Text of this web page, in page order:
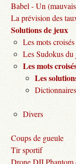
Babel - Un
La prévision des
Solutions de jeux
Les mots
Les Sudokus
Les mots
Les
Divers
Coups de gueule
Tir sportif